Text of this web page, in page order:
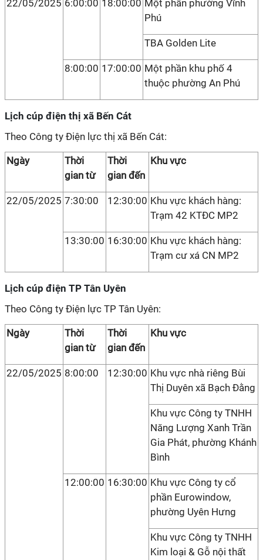
22/05/2025 6:00:00 18:00:00 Một phần phường Vĩnh
Phú
TBA Golden Lite
8:00:00 17:00:00 Một phần khu phố 4
thuộc phường An Phú
Lịch cúp điện thị xã Bến Cát
Theo Công ty Điện lực thị xã Bến Cát:
Ngày
Thời
gian từ
Thời
gian đến
Khu vực
22/05/2025 7:30:00 12:30:00 Khu vực khách hàng:
Trạm 42 KTĐC MP2
13:30:00 16:30:00 Khu vực khách hàng:
Trạm cư xá CN MP2
Lịch cúp điện TP Tân Uyên
Theo Công ty Điện lực TP Tân Uyên:
Ngày
Thời
gian từ
Thời
gian đến
Khu vực
22/05/2025 8:00:00 12:30:00 Khu vực nhà riêng Bùi
Thị Duyên xã Bạch Đằng
Khu vực Công ty TNHH
Năng Lượng Xanh Trần
Gia Phát, phường Khánh
Bình
12:00:00 16:30:00 Khu vực Công ty cổ
phần Eurowindow,
phường Uyên Hưng
Khu vực Công ty TNHH
Kim loại & Gỗ nội thất